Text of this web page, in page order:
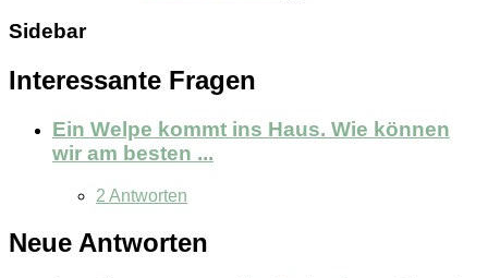
Sidebar
Interessante Fragen
Ein Welpe kommt ins Haus. Wie können
wir am besten ...
2 Antworten
Neue Antworten